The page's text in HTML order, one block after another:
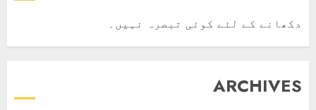
دکھانے کے لئے کوئی تبصرہ نہیں۔
ARCHIVES